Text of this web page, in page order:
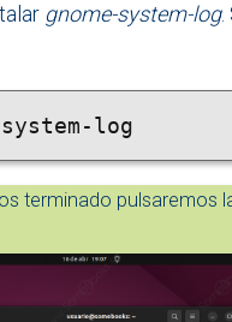
gnome-system-log.
log
terminado pulsaremos